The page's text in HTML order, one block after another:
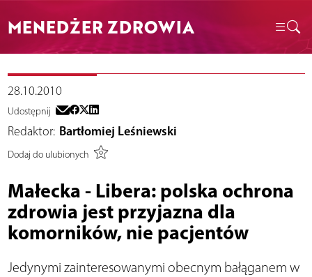
MENEDŻER ZDROWIA
28.10.2010
Udostępnij
Redaktor: Bartłomiej Leśniewski
Dodaj do ulubionych
Małecka - Libera: polska ochrona
zdrowia jest przyjazna dla
komorników, nie pacjentów
Jedynymi zainteresowanymi obecnym bałąganem w